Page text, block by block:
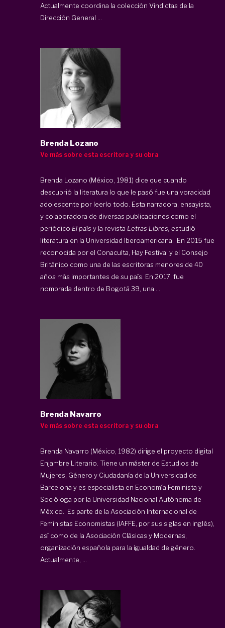
Actualmente coordina la colección Vindictas de la
Dirección General ...
Brenda Lozano
Ve más sobre esta escritora y su obra
Brenda Lozano (México, 1981) dice que cuando
descubrió la literatura lo que le pasó fue una voracidad
adolescente por leerlo todo. Esta narradora, ensayista,
y colaboradora de diversas publicaciones como el
periódico El país y la revista Letras Libres, estudió
literatura en la Universidad Iberoamericana. En 2015 fue
reconocida por el Conaculta, Hay Festival y el Consejo
Británico como una de las escritoras menores de 40
años más importantes de su país. En 2017, fue
nombrada dentro de Bogotá 39, una ...
Brenda Navarro
Ve más sobre esta escritora y su obra
Brenda Navarro (México, 1982) dirige el proyecto digital
Enjambre Literario. Tiene un máster de Estudios de
Mujeres, Género y Ciudadanía de la Universidad de
Barcelona y es especialista en Economía Feminista y
Socióloga por la Universidad Nacional Autónoma de
México. Es parte de la Asociación Internacional de
Feministas Economistas (IAFFE, por sus siglas en inglés),
así como de la Asociación Clásicas y Modernas,
organización española para la igualdad de género.
Actualmente, ...